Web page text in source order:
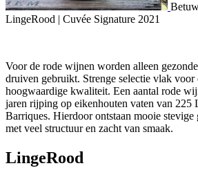
LingeRood | Cuvée Signature 2021
Voor de rode wijnen worden alleen
druiven gebruikt. Strenge selectie vlak voor
hoogwaardige kwaliteit. Een aantal rode
jaren rijping op eikenhouten vaten van 225
Barriques. Hierdoor ontstaan mooie
met veel structuur en zacht van smaak.
LingeRood